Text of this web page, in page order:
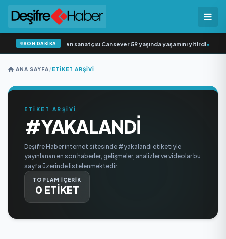
SON DAKİKA
Arabesk müziğin sevilen sanatçısı Cansever 59 yaşında yaşamını yitirdi•
ANA SAYFA/ETIKET ARŞIVI
ETİKET ARŞİVİ
#YAKALANDI
Deşifre Haber internet sitesinde #yakalandi etiketiyle
yayınlanan en son haberler, gelişmeler, analizler ve videolar bu
sayfa üzerinde listelenmektedir.
TOPLAM İÇERİK
0 ETİKET